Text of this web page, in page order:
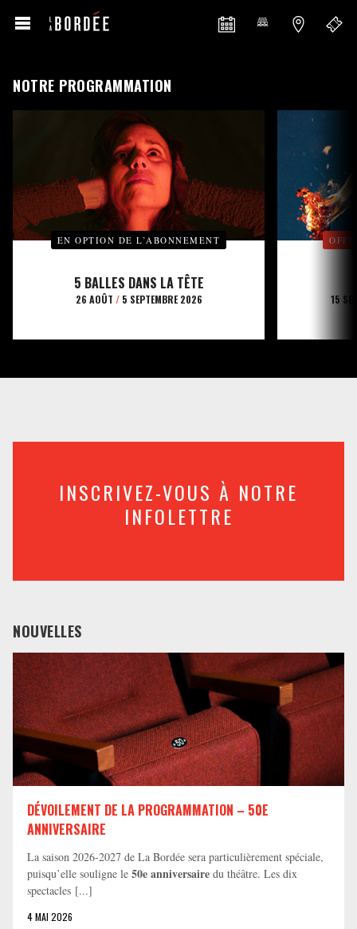
NOTRE PROGRAMMATION
EN OPTION DE L’ABONNEMENT
5 BALLES DANS LA TÊTE
26 AOÛT /5 SEPTEMBRE 2026 15
INSCRIVEZ-VOUS À NOTRE
INFOLETTRE
NOUVELLES
DÉVOILEMENT DE LA PROGRAMMATION – 50E
ANNIVERSAIRE
La saison 2026-2027 de La Bordée sera particulièrement spéciale,
puisqu’elle souligne le 50e anniversaire du théâtre. Les dix
spectacles [...]
4 MAI 2026